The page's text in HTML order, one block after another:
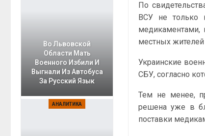
По
ВСУ не только
медикаментами,
местных
Украинские
СБУ, согласно
Тем не менее,
решена уже в
поставки
Во Львовской
Области Мать
Военного Избили И
Выгнали Из Автобуса
За Русский Язык
АНАЛИТИКА